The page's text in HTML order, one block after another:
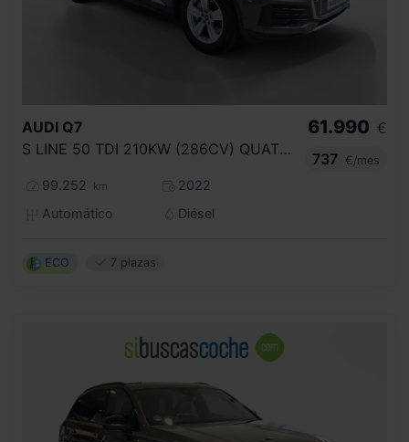
AUDI Q7
S LINE 50 TDI 210KW (286CV) QUATTRO TIP
99.252 km
2022
Automático
Diésel
61.990 €
737
€/mes
ECO 7 plazas